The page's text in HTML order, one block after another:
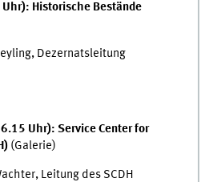
Historische Bestände
Dezernatsleitung
Uhr): Service Center for
(Galerie)
Leitung des SCDH